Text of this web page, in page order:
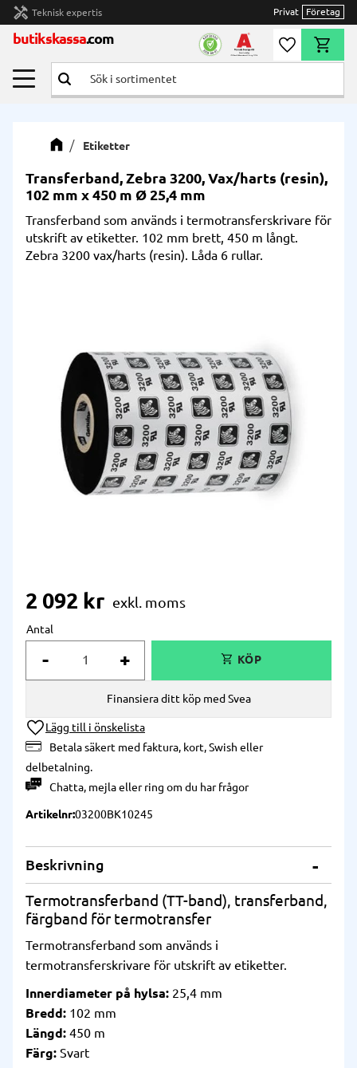
Meny
handyman Teknisk expertis Privat Företag
butikskassa.com Önskelista
Etiketter
Transferband, Zebra 3200, Vax/harts (resin),
102 mm x 450 m Ø 25,4 mm
Transferband som används i termotransferskrivare för
utskrift av etiketter. 102 mm brett, 450 m långt.
Zebra 3200 vax/harts (resin). Låda 6 rullar.
2 092 kr
Antal
+
-
Lägg till i önskelista
Betala säkert med faktura, kort, Swish eller
delbetalning.
Chatta, mejlaellerring om du har frågor
Finansiera ditt köp med Svea
Artikelnr03200BK10245
Beskrivning
Termotransferband (TT-band), transferband,
färgband för termotransfer
Termotransferband som används i
termotransferskrivare för utskrift av etiketter.
Innerdiameter på hylsa: 25,4 mm
Bredd: 102 mm
Längd: 450 m
Färg: Svart